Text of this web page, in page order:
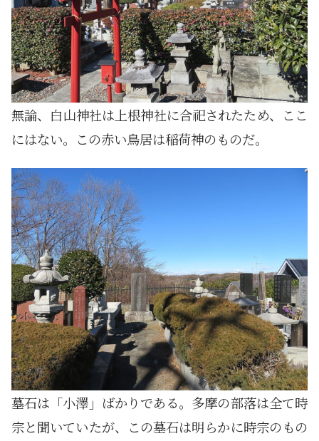
無論、白山神社は上根神社に合祀されたため、ここ
にはない。この赤い鳥居は稲荷神のものだ。
墓石は「小澤」ばかりである。多摩の部落は全て時
宗と聞いていたが、この墓石は明らかに時宗のもの